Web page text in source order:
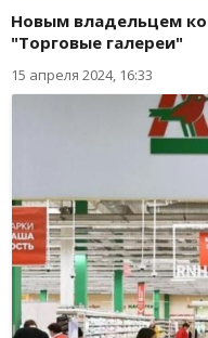
Новым владельцем
"Торговые галереи"
15 апреля 2024, 16:33